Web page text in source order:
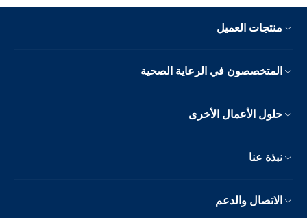
منتجات العميل
المتخصصون في الرعاية الصحية
حلول الأعمال الأخرى
نبذة عنا
الاتصال والدعم